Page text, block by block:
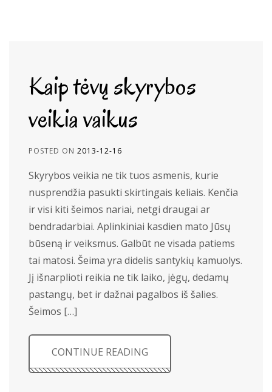
Kaip tėvų skyrybos
veikia vaikus
POSTED ON 2013-12-16
Skyrybos veikia ne tik tuos asmenis, kurie
nusprendžia pasukti skirtingais keliais. Kenčia
ir visi kiti šeimos nariai, netgi draugai ar
bendradarbiai. Aplinkiniai kasdien mato Jūsų
būseną ir veiksmus. Galbūt ne visada patiems
tai matosi. Šeima yra didelis santykių kamuolys.
Jį išnarplioti reikia ne tik laiko, jėgų, dedamų
pastangų, bet ir dažnai pagalbos iš šalies.
Šeimos […]
CONTINUE READING